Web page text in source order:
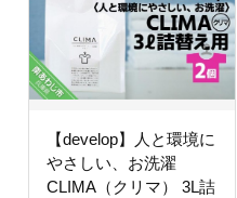
【develop】人と環境に
やさしい、お洗濯
CLIMA（クリマ） 3L詰